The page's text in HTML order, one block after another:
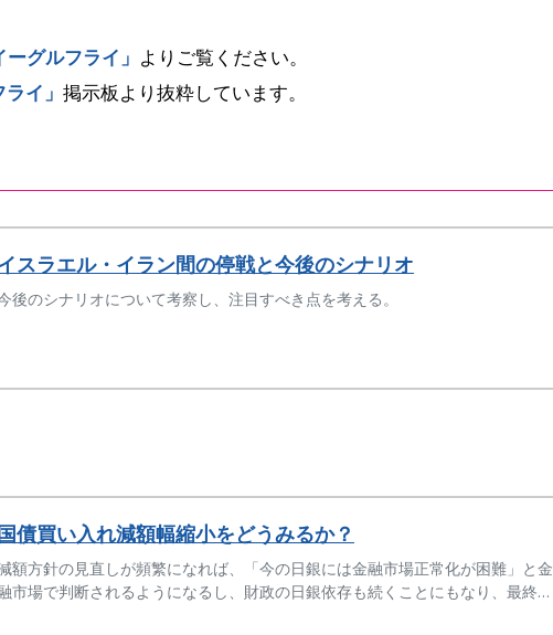
ーグルフライ」 よりご覧ください。
イ」 掲示板より抜粋しています。
スラエル・イラン間の停戦と今後のシナリオ
後のシナリオについて考察し、注目すべき点を考える。
国債買い入れ減額幅縮小をどうみるか？
額方針の見直しが頻繁になれば、「今の日銀には金融市場正常化が困難」と金
市場で判断されるようになるし、財政の日銀依存も続くことにもなり、最終的